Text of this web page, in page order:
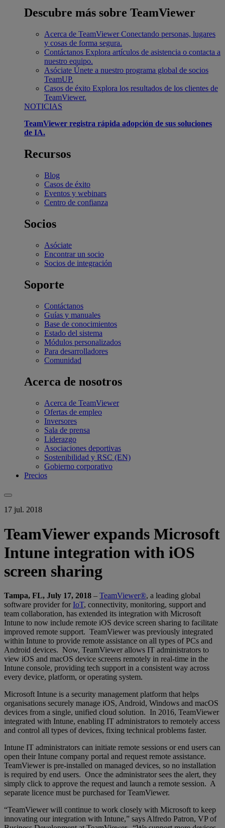
Descubre más sobre TeamViewer
Acerca de TeamViewer Conectando personas, lugares
y cosas de forma segura.
Contáctanos Explora artículos de asistencia o contacta a
nuestro equipo.
Asóciate Únete a nuestro programa global de socios
TeamUP.
Casos de éxito Explora los resultados de los clientes de
TeamViewer.
NOTICIAS
TeamViewer registra rápida adopción de sus soluciones
de IA.
Recursos
Blog
Casos de éxito
Eventos y webinars
Centro de confianza
Socios
Asóciate
Encontrar un socio
Socios de integración
Soporte
Contáctanos
Guías y manuales
Base de conocimientos
Estado del sistema
Módulos personalizados
Para desarrolladores
Comunidad
Acerca de nosotros
Acerca de TeamViewer
Ofertas de empleo
Inversores
Sala de prensa
Liderazgo
Asociaciones deportivas
Sostenibilidad y RSC (EN)
Gobierno corporativo
Precios
17 jul. 2018
TeamViewer expands Microsoft
Intune integration with iOS
screen sharing
Tampa, FL, July 17, 2018 – TeamViewer®, a leading global
software provider forIoT, connectivity, monitoring, support and
team collaboration, has extended its integration with Microsoft
Intune to now include remote iOS device screen sharing to facilitate
improved remote support. TeamViewer was previously integrated
within Intune to provide remote assistance on all types of PCs and
Android devices. Now, TeamViewer allows IT administrators to
view iOS and macOS device screens remotely in real-time in the
Intune console, providing tech support in a consistent way across
every device, platform, or operating system.
Microsoft Intune is a security management platform that helps
organisations securely manage iOS, Android, Windows and macOS
devices from a single, unified cloud solution. In 2016, TeamViewer
integrated with Intune, enabling IT administrators to remotely access
and control all types of devices, fixing technical problems faster.
Intune IT administrators can initiate remote sessions or end users can
open their Intune company portal and request remote assistance.
TeamViewer is pre-installed on managed devices, so no installation
is required by end users. Once the administrator sees the alert, they
simply click to approve the request and launch a remote session. A
separate licence must be purchased for TeamViewer.
“TeamViewer will continue to work closely with Microsoft to keep
innovating our integration with Intune,” says Alfredo Patron, VP of